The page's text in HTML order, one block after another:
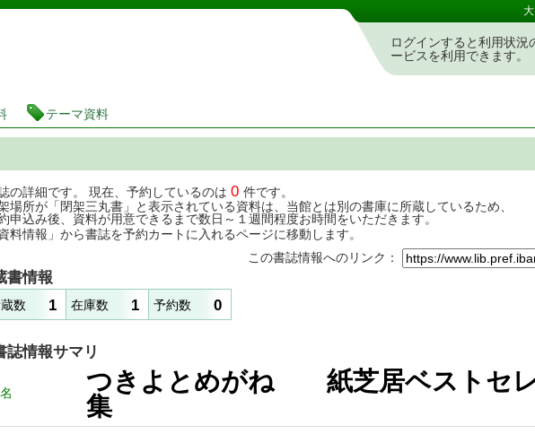
茨城県立図書館 蔵書検索・予約システム 大
ログインすると利用状況
ービスを利用できます。
テーマ資料
の詳細です。 現在、予約しているのは 0 件です。
場所が「閉架三丸書」と表示されている資料は、当館とは別の書庫に所蔵しているため、
申込み後、資料が用意できるまで数日～１週間程度お時間をいただきます。
資料情報」から書誌を予約カートに入れるページに移動します。
この書誌情報へのリンク：
書情報
数 1 在庫数 1 予約数 0
誌情報サマリ
つきよとめがね 紙芝居ベストセ
集